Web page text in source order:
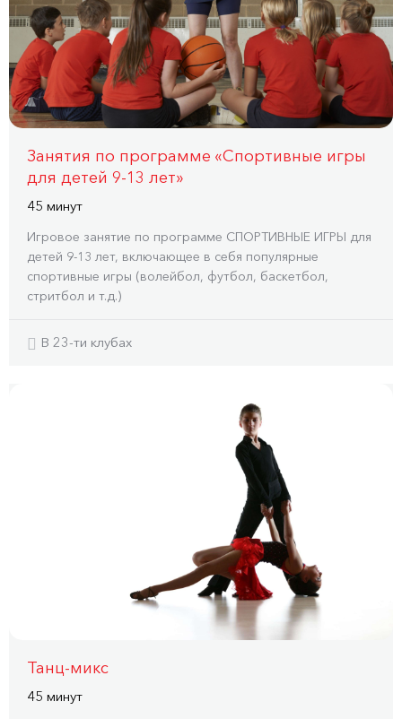
Занятия по программе «Спортивные игры
для детей 9-13 лет»
45 минут
Игровое занятие по программе СПОРТИВНЫЕ ИГРЫ для
детей 9-13 лет, включающее в себя популярные
спортивные игры (волейбол, футбол, баскетбол,
стритбол и т.д.)
В 23-ти клубах
Танц-микс
45 минут